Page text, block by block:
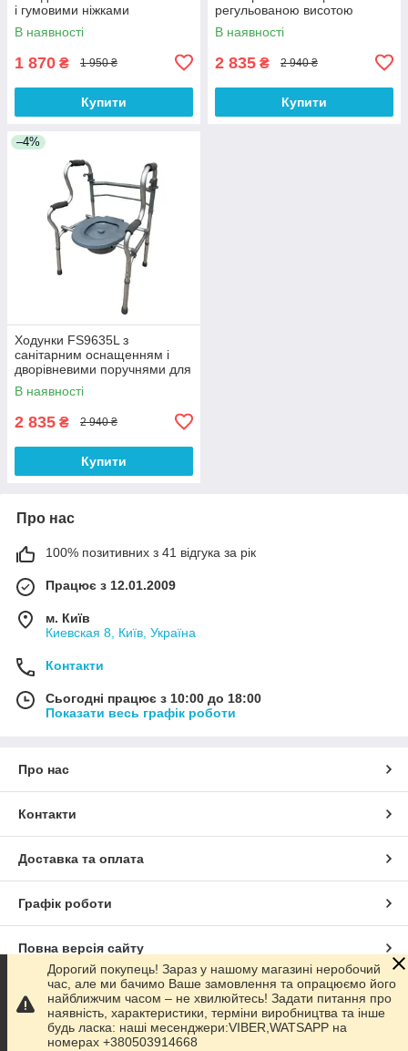
і гумовими ніжками
В наявності
1 870 ₴ 1 950 ₴
Купити
регульованою висотою
В наявності
2 835 ₴ 2 940 ₴
Купити
–4%
Ходунки FS9635L з
санітарним оснащенням і
дворівневими поручнями для
зручності вставання
В наявності
2 835 ₴ 2 940 ₴
Купити
Про нас
100% позитивних з 41 відгука за рік
Працює з 12.01.2009
м. Київ
Киевская 8, Київ, Україна
Контакти
Сьогодні працює з 10:00 до 18:00
Показати весь графік роботи
Про нас
Контакти
Доставка та оплата
Графік роботи
Повна версія сайту
Сайт створено на маркетплейсіProm.ua
Політика конфіденційності
Дорогий покупець! Зараз у нашому магазині неробочий
час, але ми бачимо Ваше замовлення та опрацюємо його
найближчим часом – не хвилюйтесь! Задати питання про
наявність, характеристики, терміни виробництва та інше
будь ласка: наші месенджери:VIBER,WATSAPP на
номерах +380503914668